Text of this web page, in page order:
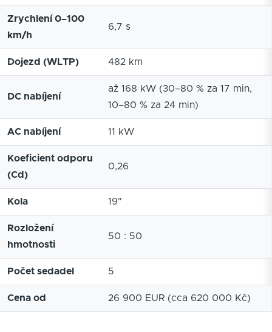
Zrychlení 0–100
km/h
6,7 s
Dojezd (WLTP) 482 km
DC nabíjení
až 168 kW (30–80 % za 17 min,
10–80 % za 24 min)
AC nabíjení 11 kW
Koeficient odporu
(Cd)
0,26
Kola 19"
Rozložení
hmotnosti
50 : 50
Počet sedadel 5
Cena od 26 900 EUR (cca 620 000 Kč)